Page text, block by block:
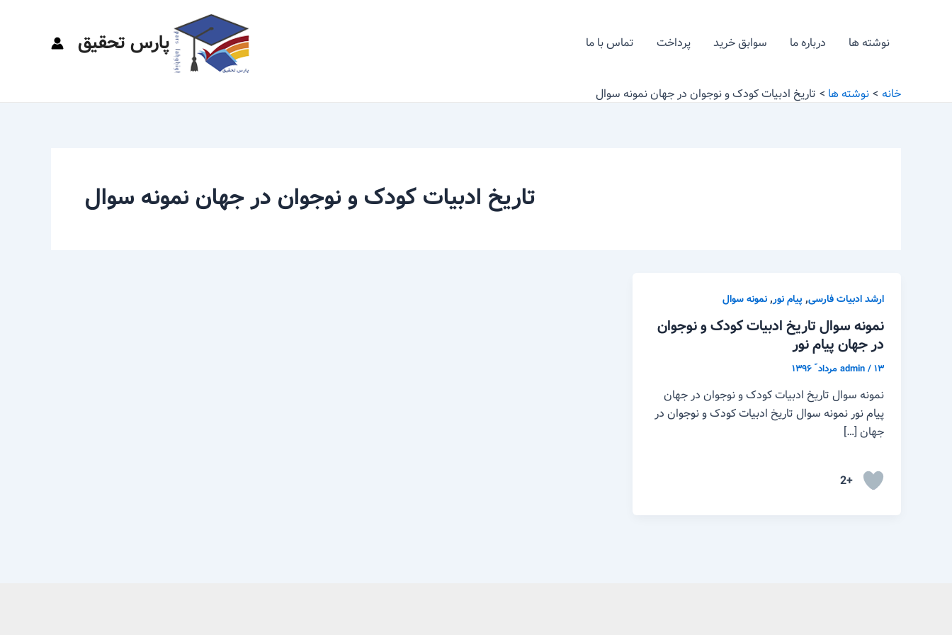
نوشته ها درباره ما سوابق خرید پرداخت تماس با ما پارس تحقیق
خانه نوشته ها تاریخ ادبیات کودک و نوجوان در جهان نمونه سوال
تاریخ ادبیات کودک و نوجوان در جهان نمونه سوال
ارشد ادبیات فارسی, پیام نور,نمونه سوال
نمونه سوال تاریخ ادبیات کودک و نوجوان
در جهان پیام نور
admin/۱۳ مرداد ّ ۱۳۹۶
نمونه سوال تاریخ ادبیات کودک و نوجوان در جهان
پیام نور نمونه سوال تاریخ ادبیات کودک و نوجوان در
جهان […]
+2